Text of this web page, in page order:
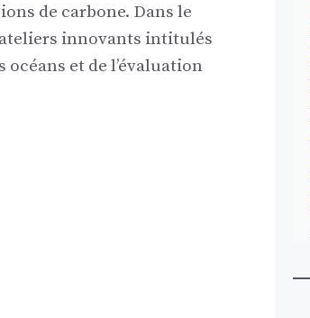
de carbone. Dans le
innovants intitulés
et de l’évaluation